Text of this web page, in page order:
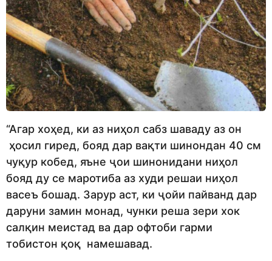
“Агар хоҳед, ки аз ниҳол сабз шаваду аз он
ҳосил гиред, бояд дар вақти шинондан 40 см
чуқур кобед, яъне ҷои шинонидани ниҳол
бояд ду се маротиба аз худи решаи ниҳол
васеъ бошад. Зарур аст, ки ҷойи пайванд дар
даруни замин монад, чунки реша зери хок
салқин меистад ва дар офтоби гарми
тобистон қоқ намешавад.